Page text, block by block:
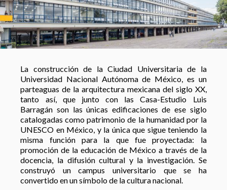
La construcción de la Ciudad Universitaria de la
Universidad Nacional Autónoma de México, es un
parteaguas de la arquitectura mexicana del siglo XX,
tanto así, que junto con las Casa-Estudio Luis
Barragán son las únicas edificaciones de ese siglo
catalogadas como patrimonio de la humanidad por la
UNESCO en México, y la única que sigue teniendo la
misma función para la que fue proyectada: la
promoción de la educación de México a través de la
docencia, la difusión cultural y la investigación. Se
construyó un campus universitario que se ha
convertido en un símbolo de la cultura nacional.